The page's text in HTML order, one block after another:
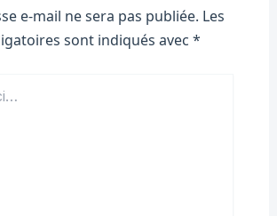
e-mail ne sera pas publiée. Les
sont indiqués avec *